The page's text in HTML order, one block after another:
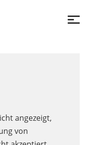
angezeigt,
von